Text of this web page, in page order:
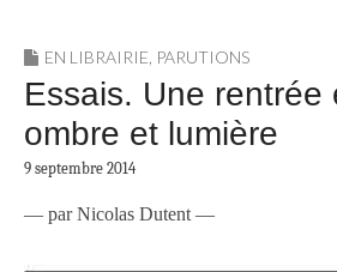
EN LIBRAIRIE, PARUTIONS
Essais. Une rentrée
ombre et lumière
9 septembre 2014
— par Nicolas Dutent —